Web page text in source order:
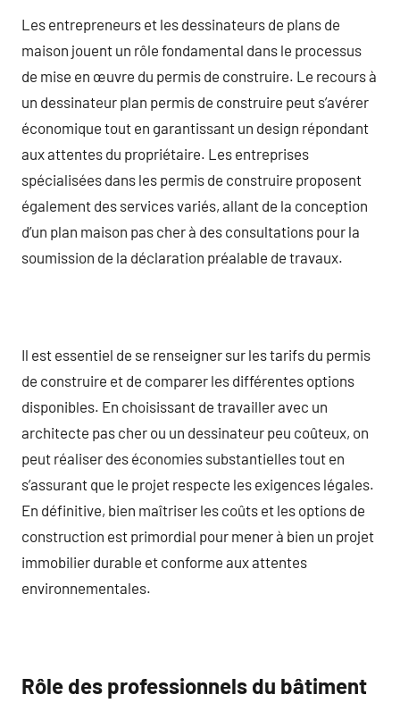
Les entrepreneurs et les dessinateurs de plans de
maison jouent un rôle fondamental dans le processus
de mise en œuvre du permis de construire. Le recours à
un dessinateur plan permis de construire peut s’avérer
économique tout en garantissant un design répondant
aux attentes du propriétaire. Les entreprises
spécialisées dans les permis de construire proposent
également des services variés, allant de la conception
d’un plan maison pas cher à des consultations pour la
soumission de la déclaration préalable de travaux.
Il est essentiel de se renseigner sur les tarifs du permis
de construire et de comparer les différentes options
disponibles. En choisissant de travailler avec un
architecte pas cher ou un dessinateur peu coûteux, on
peut réaliser des économies substantielles tout en
s’assurant que le projet respecte les exigences légales.
En définitive, bien maîtriser les coûts et les options de
construction est primordial pour mener à bien un projet
immobilier durable et conforme aux attentes
environnementales.
Rôle des professionnels du bâtiment